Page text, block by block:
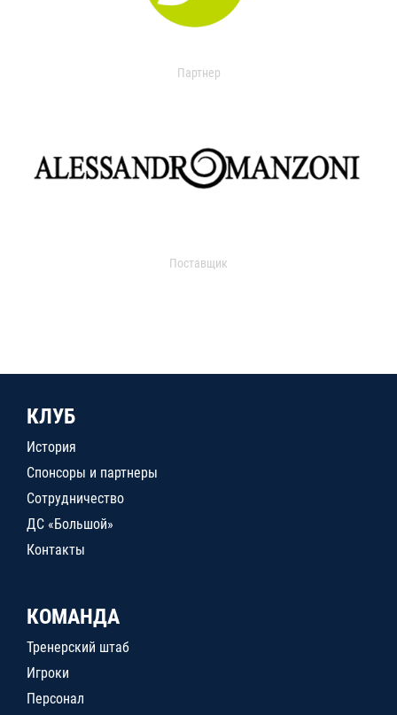
Партнер
Поставщик
КЛУБ
История
Спонсоры и партнеры
Сотрудничество
ДС «Большой»
Контакты
КОМАНДА
Тренерский штаб
Игроки
Персонал